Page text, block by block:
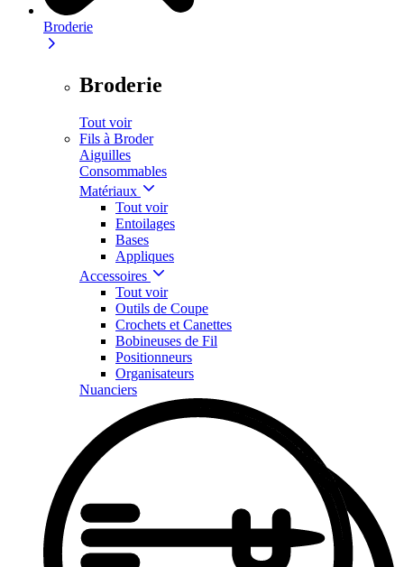
Broderie
Broderie
Tout voir
Fils à Broder
Aiguilles
Consommables
Matériaux
Tout voir
Entoilages
Bases
Appliques
Accessoires
Tout voir
Outils de Coupe
Crochets et Canettes
Bobineuses de Fil
Positionneurs
Organisateurs
Nuanciers